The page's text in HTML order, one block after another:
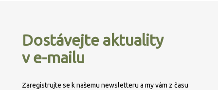
Dostávejte aktuality
v e-mailu
Zaregistrujte se k našemu newsletteru a my vám z času